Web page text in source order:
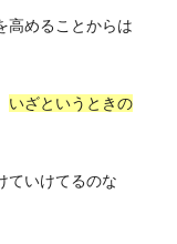
高めることからは
いざというときの
ていけてるのな